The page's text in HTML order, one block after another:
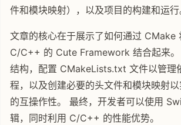
件和模块映射），以及项目的构建和运行
文章的核心在于展示了如何通过 CMake
C/C++ 的 Cute Framework 结合起来。
结构，配置 CMakeLists.txt 文件以管理
程，以及创建必要的头文件和模块映射
的互操作性。 最终，开发者可以使用
辑，同时利用 C/C++ 的性能优势。